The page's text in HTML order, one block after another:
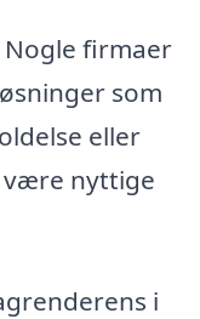
Nogle firmaer
som
eller
være nyttige
i